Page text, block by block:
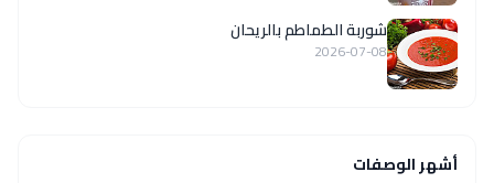
شوربة الطماطم بالريحان
2026-07-08
أشهر الوصفات